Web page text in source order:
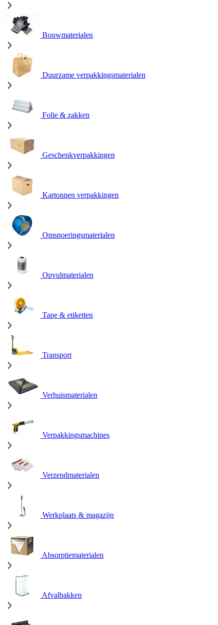
Bouwmaterialen
Duurzame verpakkingsmaterialen
Folie & zakken
Geschenkverpakkingen
Kartonnen verpakkingen
Omsnoeringsmaterialen
Opvulmaterialen
Tape & etiketten
Transport
Verhuismaterialen
Verpakkingsmachines
Verzendmaterialen
Werkplaats & magazijn
Absorptiematerialen
Afvalbakken